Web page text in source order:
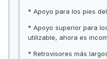
* Apoyo para los pies
* Apoyo superior para
utilizable, ahora es
* Retrovisores más